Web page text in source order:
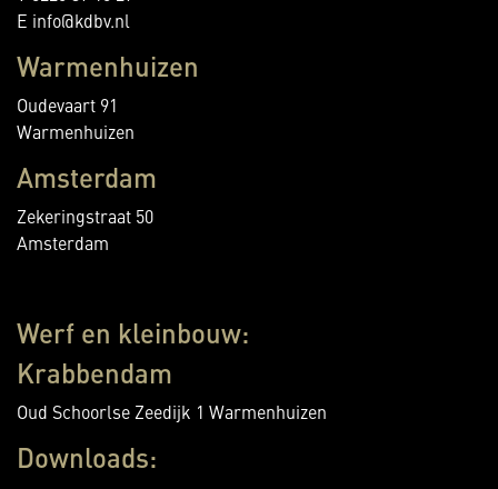
E info@kdbv.nl
Warmenhuizen
Oudevaart 91
Warmenhuizen
Amsterdam
Zekeringstraat 50
Amsterdam
Werf en kleinbouw:
Krabbendam
Oud Schoorlse Zeedijk 1 Warmenhuizen
Downloads: